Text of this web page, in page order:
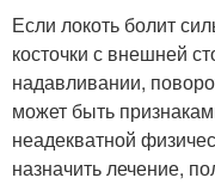
Если локоть болит
косточки с внешней
надавливании,
может быть
неадекватной
назначить лечение,